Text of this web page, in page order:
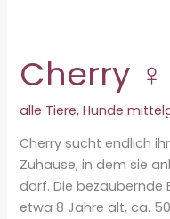
Cherry ♀
alle Tiere,Hunde
Cherry sucht endlich
Zuhause, in dem sie
darf. Die bezaubernde
etwa 8 Jahre alt, ca.